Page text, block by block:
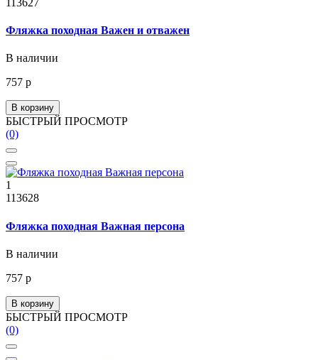
Фляжка походная Важен и отважен
В наличии
757 р
В корзину
БЫСТРЫЙ ПРОСМОТР
(0)
1
113628
Фляжка походная Важная персона
В наличии
757 р
В корзину
БЫСТРЫЙ ПРОСМОТР
(0)